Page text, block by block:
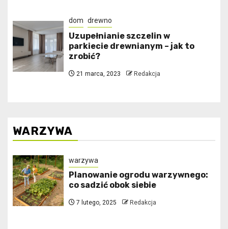
dom drewno
Uzupełnianie szczelin w
parkiecie drewnianym – jak to
zrobić?
21 marca, 2023 Redakcja
WARZYWA
warzywa
Planowanie ogrodu warzywnego:
co sadzić obok siebie
7 lutego, 2025 Redakcja